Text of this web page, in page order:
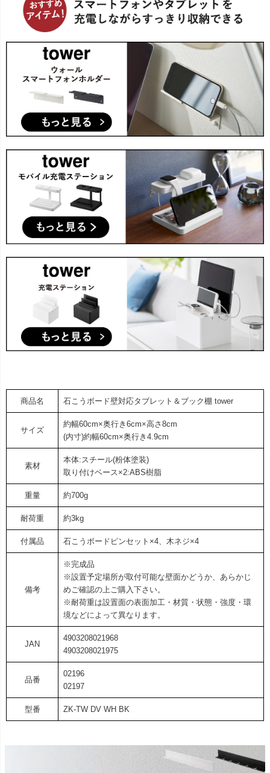
商品名 石こうボード壁対応タブレット＆ブック棚 tower
サイズ
約幅60cm×奥行き6cm×高さ8cm
(内寸)約幅60cm×奥行き4.9cm
素材
本体:スチール(粉体塗装)
取り付けベース×2:ABS樹脂
重量 約700g
耐荷重 約3kg
付属品 石こうボードピンセット×4、木ネジ×4
備考
※完成品
※設置予定場所が取付可能な壁面かどうか、あらかじ
めご確認の上ご購入下さい。
※耐荷重は設置面の表面加工・材質・状態・強度・環
境などによって異なります。
JAN
4903208021968
4903208021975
品番
02196
02197
型番 ZK-TW DV WH BK